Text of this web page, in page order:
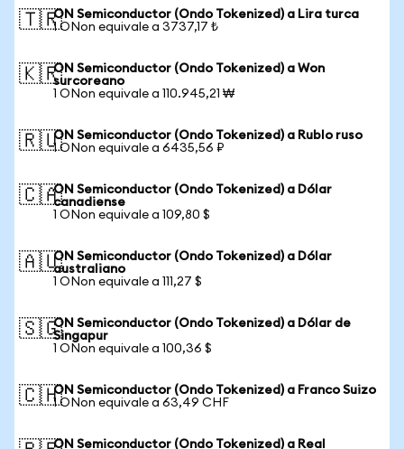
🇹🇷ON Semiconductor (Ondo Tokenized) a Lira turca
1 ONon equivale a 3737,17 ₺
🇰🇷ON Semiconductor (Ondo Tokenized) a Won
surcoreano
1 ONon equivale a 110.945,21 ₩
🇷🇺ON Semiconductor (Ondo Tokenized) a Rublo ruso
1 ONon equivale a 6435,56 ₽
🇨🇦ON Semiconductor (Ondo Tokenized) a Dólar
canadiense
1 ONon equivale a 109,80 $
🇦🇺ON Semiconductor (Ondo Tokenized) a Dólar
australiano
1 ONon equivale a 111,27 $
🇸🇬ON Semiconductor (Ondo Tokenized) a Dólar de
Singapur
1 ONon equivale a 100,36 $
🇨🇭ON Semiconductor (Ondo Tokenized) a Franco Suizo
1 ONon equivale a 63,49 CHF
ON Semiconductor (Ondo Tokenized) a Real